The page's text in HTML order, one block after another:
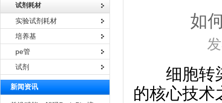
试剂耗材
实验试剂耗材
培养基
pe管
试剂
新闻资讯
如
细胞转染
的核心技术